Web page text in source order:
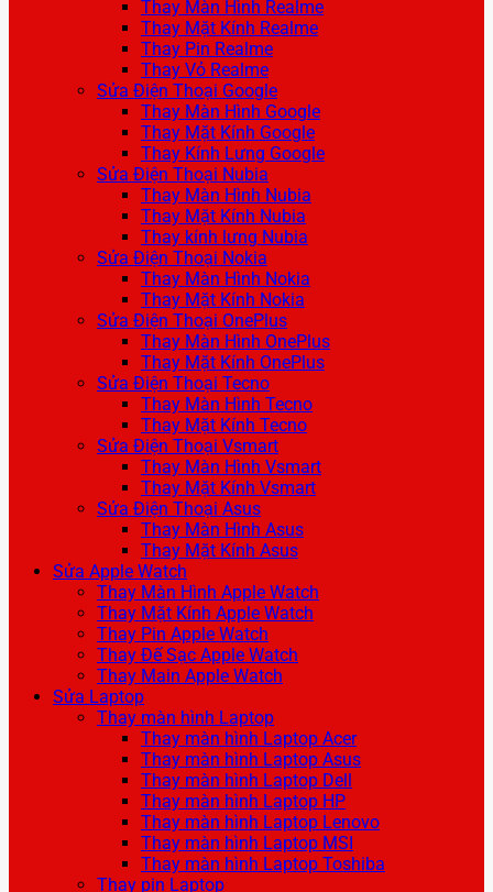
Thay Màn Hình Realme
Thay Mặt Kính Realme
Thay Pin Realme
Thay Vỏ Realme
Sửa Điện Thoại Google
Thay Màn Hình Google
Thay Mặt Kính Google
Thay Kính Lưng Google
Sửa Điện Thoại Nubia
Thay Màn Hình Nubia
Thay Mặt Kính Nubia
Thay kính lưng Nubia
Sửa Điện Thoại Nokia
Thay Màn Hình Nokia
Thay Mặt Kính Nokia
Sửa Điện Thoại OnePlus
Thay Màn Hình OnePlus
Thay Mặt Kính OnePlus
Sửa Điện Thoại Tecno
Thay Màn Hình Tecno
Thay Mặt Kính Tecno
Sửa Điện Thoại Vsmart
Thay Màn Hình Vsmart
Thay Mặt Kính Vsmart
Sửa Điện Thoại Asus
Thay Màn Hình Asus
Thay Mặt Kính Asus
Sửa Apple Watch
Thay Màn Hình Apple Watch
Thay Mặt Kính Apple Watch
Thay Pin Apple Watch
Thay Đế Sạc Apple Watch
Thay Main Apple Watch
Sửa Laptop
Thay màn hình Laptop
Thay màn hình Laptop Acer
Thay màn hình Laptop Asus
Thay màn hình Laptop Dell
Thay màn hình Laptop HP
Thay màn hình Laptop Lenovo
Thay màn hình Laptop MSI
Thay màn hình Laptop Toshiba
Thay pin Laptop